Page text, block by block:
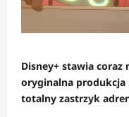
Disney+ stawia coraz
oryginalna produkcja
totalny zastrzyk